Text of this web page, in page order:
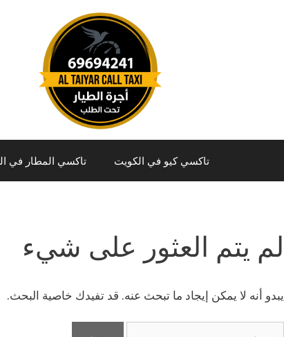
تاكسي كيو في الكويت تاكسي المطار في
لم يتم العثور على شيء
يبدو أنه لا يمكن إيجاد ما تبحث عنه. قد تفيدك خاصية البحث.